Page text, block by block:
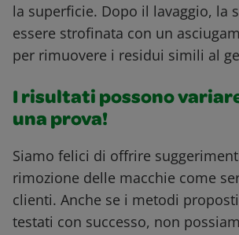
la superficie. Dopo il lavaggio, la
essere strofinata con un
per rimuovere i residui simili al
I risultati possono
una prova!
Siamo felici di offrire
rimozione delle macchie come
clienti. Anche se i metodi
testati con successo, non